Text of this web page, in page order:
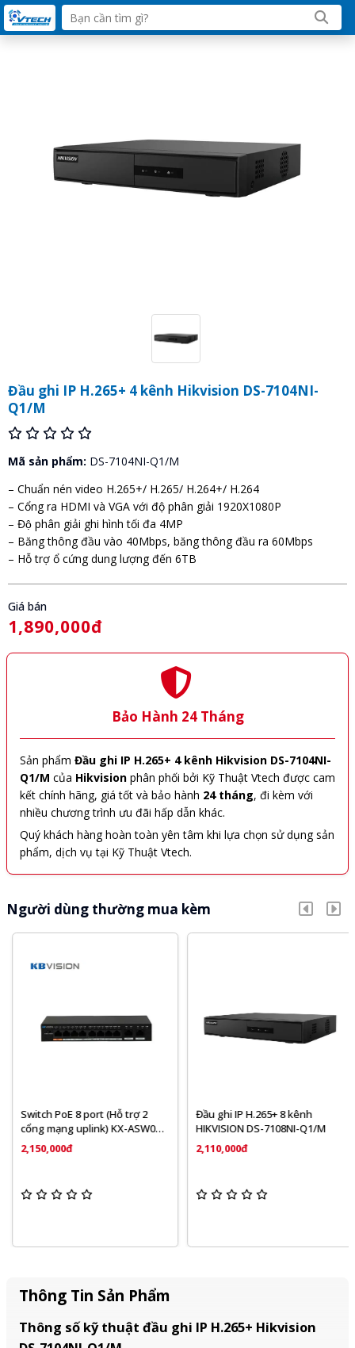
Đầu ghi IP H.265+ 4 kênh Hikvision DS-7104NI-
Q1/M
Mã sản phẩm: DS-7104NI-Q1/M
– Chuẩn nén video H.265+/ H.265/ H.264+/ H.264
– Cổng ra HDMI và VGA với độ phân giải 1920X1080P
– Độ phân giải ghi hình tối đa 4MP
– Băng thông đầu vào 40Mbps, băng thông đầu ra 60Mbps
– Hỗ trợ ổ cứng dung lượng đến 6TB
Giá bán
1,890,000đ
Bảo Hành 24 Tháng
Sản phẩm Đầu ghi IP H.265+ 4 kênh Hikvision DS-7104NI-
Q1/M của Hikvision phân phối bởi Kỹ Thuật Vtech được cam
kết chính hãng, giá tốt và bảo hành 24 tháng, đi kèm với
nhiều chương trình ưu đãi hấp dẫn khác.
Quý khách hàng hoàn toàn yên tâm khi lựa chọn sử dụng sản
phẩm, dịch vụ tại Kỹ Thuật Vtech.
Người dùng thường mua kèm
Switch PoE 8 port (Hỗ trợ 2
cổng mạng uplink) KX-ASW08-
P2,150,000đ
Đầu ghi IP H.265+ 8 kênh
HIKVISION DS-7108NI-Q1/M
2,110,000đ
Thông Tin Sản Phẩm
Thông số kỹ thuật đầu ghi IP H.265+ Hikvision